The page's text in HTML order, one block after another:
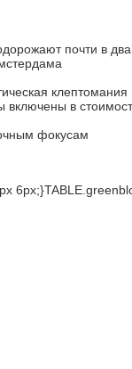
почти в два
клептомания
в
фокусам